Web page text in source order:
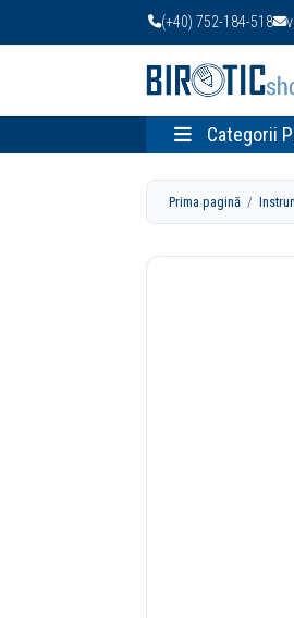
(+40) 752-184-518
Categorii
Prima pagină /